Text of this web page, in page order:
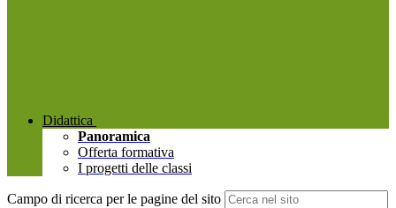
Didattica
Panoramica
Offerta formativa
I progetti delle classi
Campo di ricerca per le pagine del sito